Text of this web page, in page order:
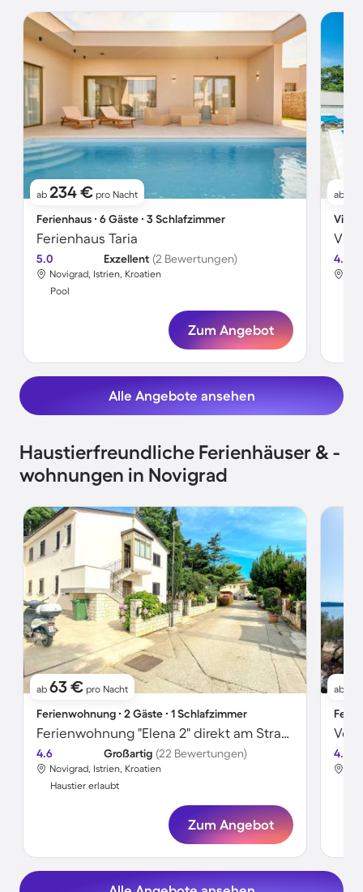
ab 234 € pro Nacht
Ferienhaus ∙ 6 Gäste ∙ 3 Schlafzimmer
Ferienhaus Taria
5.0 Exzellent (2 Bewertungen)
Novigrad, Istrien, Kroatien
Pool
Zum Angebot
ab
Villa
4.7
Alle Angebote ansehen
Haustierfreundliche Ferienhäuser & -
wohnungen in Novigrad
ab 63 € pro Nacht
Ferienwohnung ∙ 2 Gäste ∙ 1 Schlafzimmer
Ferienwohnung "Elena 2" direkt am Strand
4.6 Großartig (22 Bewertungen)
Novigrad, Istrien, Kroatien
Haustier erlaubt
Zum Angebot
ab
4.0